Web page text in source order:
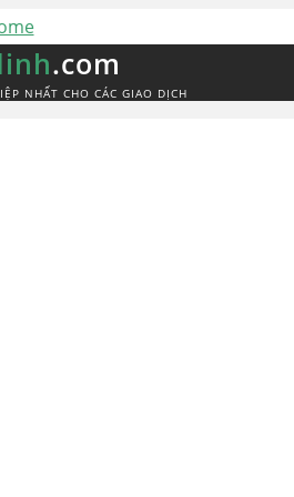
.com
NHẤT CHO CÁC GIAO DỊCH